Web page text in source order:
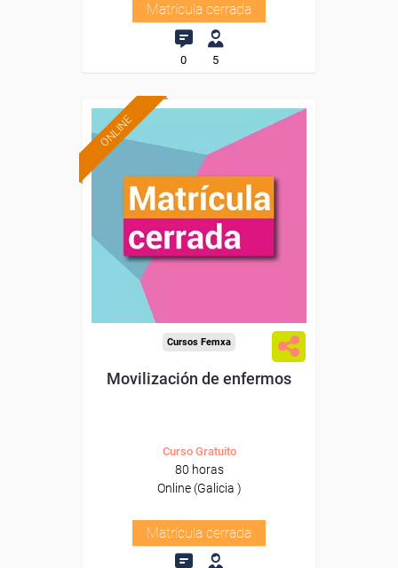
Matrícula cerrada
0 5
ONLINE
Cursos Femxa
Movilización de enfermos
Curso Gratuito
80 horas
Online (Galicia )
Matrícula cerrada